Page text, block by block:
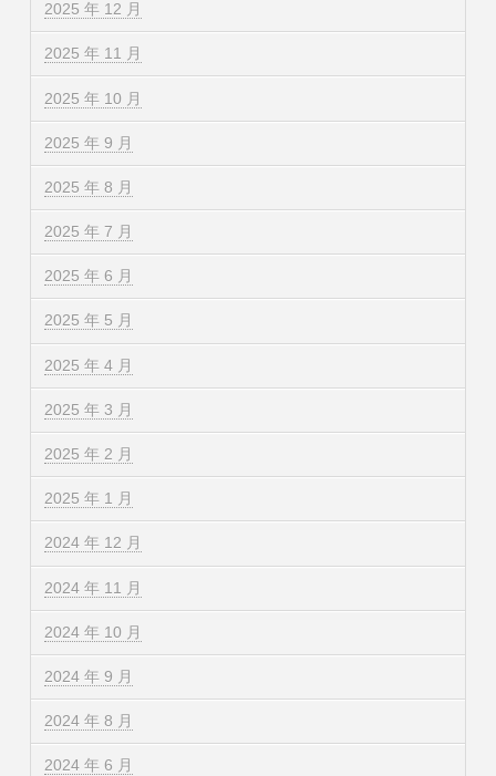
2025 年 12 月
2025 年 11 月
2025 年 10 月
2025 年 9 月
2025 年 8 月
2025 年 7 月
2025 年 6 月
2025 年 5 月
2025 年 4 月
2025 年 3 月
2025 年 2 月
2025 年 1 月
2024 年 12 月
2024 年 11 月
2024 年 10 月
2024 年 9 月
2024 年 8 月
2024 年 6 月